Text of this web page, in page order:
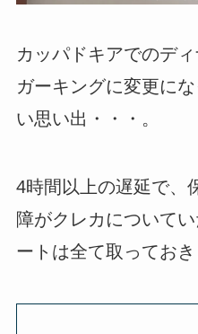
カッパドキアでのデ
ガーキングに変更に
い思い出・・・。
4時間以上の遅延で、
障がクレカについて
ートは全て取っておき